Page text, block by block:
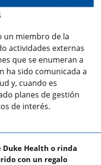
un miembro de la
actividades externas
que se enumeran a
ha sido comunicada a
y, cuando es
planes de gestión
de interés.
Health o rinda
con un regalo